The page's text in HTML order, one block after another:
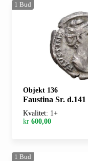
1 Bud
Objekt 136
Faustina Sr. d.141
Kvalitet: 1+
kr 600,00
1 Bud